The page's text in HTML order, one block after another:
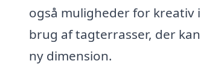
også muligheder for kreativ
brug af tagterrasser, der
ny dimension.